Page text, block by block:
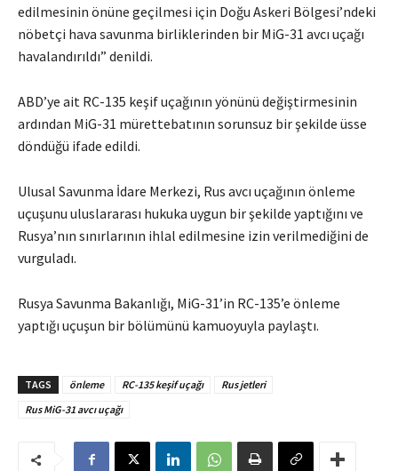
edilmesinin önüne geçilmesi için Doğu Askeri Bölgesi’ndeki
nöbetçi hava savunma birliklerinden bir MiG-31 avcı uçağı
havalandırıldı” denildi.
ABD’ye ait RC-135 keşif uçağının yönünü değiştirmesinin
ardından MiG-31 mürettebatının sorunsuz bir şekilde üsse
döndüğü ifade edildi.
Ulusal Savunma İdare Merkezi, Rus avcı uçağının önleme
uçuşunu uluslararası hukuka uygun bir şekilde yaptığını ve
Rusya’nın sınırlarının ihlal edilmesine izin verilmediğini de
vurguladı.
Rusya Savunma Bakanlığı, MiG-31’in RC-135’e önleme
yaptığı uçuşun bir bölümünü kamuoyuyla paylaştı.
TAGS önleme RC-135 keşif uçağı
Rus jetleri
Rus MiG-31 avcı uçağı